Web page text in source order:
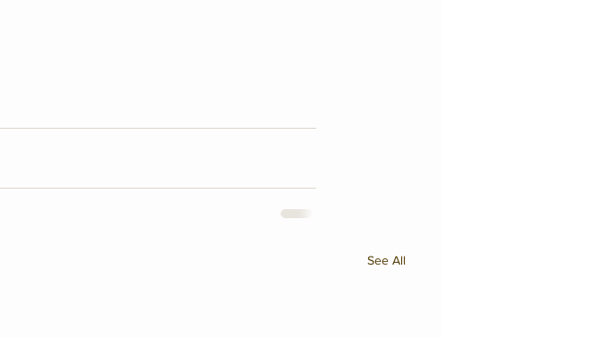
See All